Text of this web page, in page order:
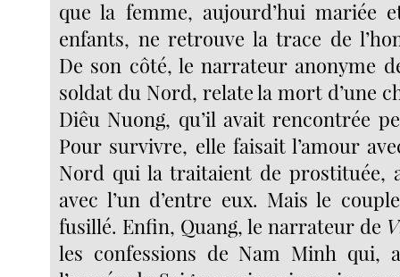
que la femme, aujourd’hui mariée
enfants, ne retrouve la trace de
De son côté, le narrateur anonyme
soldat du Nord, relate la mort d’une
Diêu Nuong, qu’il avait rencontrée
Pour survivre, elle faisait l’amour
Nord qui la traitaient de prostituée,
avec l’un d’entre eux. Mais le
fusillé. Enfin, Quang, le narrateur de
les confessions de Nam Minh qui,